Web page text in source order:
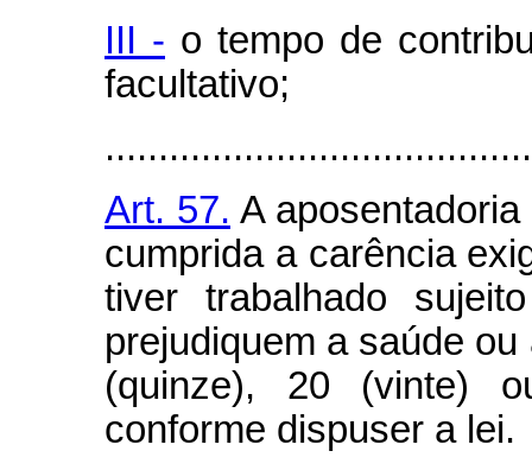
III - o tempo de
facultativo;
Art. 57. A
cumprida a carência
tiver trabalhado
prejudiquem a saúde
(quinze), 20 (vinte)
conforme dispuser a lei.